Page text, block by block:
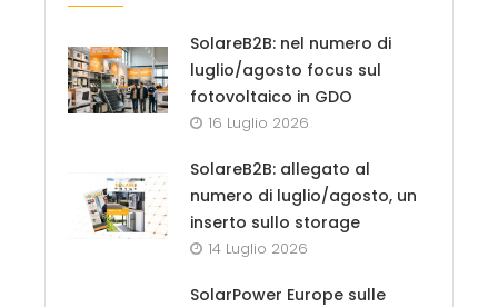
SolareB2B: nel numero di
luglio/agosto focus sul
fotovoltaico in GDO
16 Luglio 2026
SolareB2B: allegato al
numero di luglio/agosto, un
inserto sullo storage
14 Luglio 2026
SolarPower Europe sulle